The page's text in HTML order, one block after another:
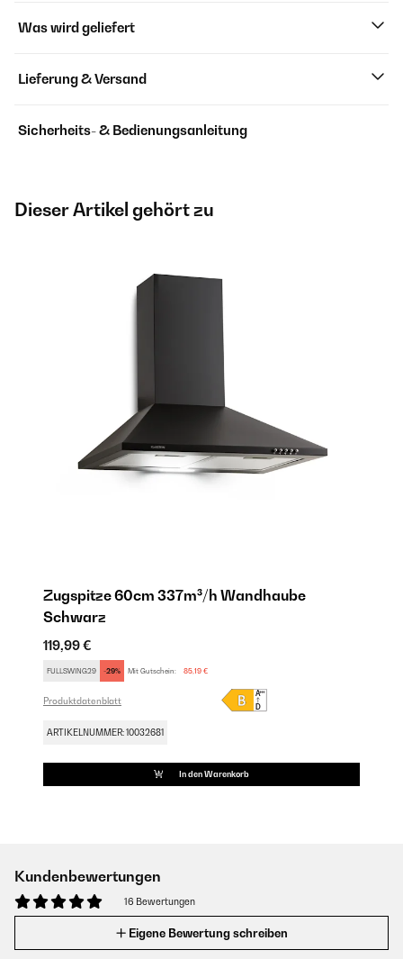
Was wird geliefert
Lieferung & Versand
Sicherheits- & Bedienungsanleitung
Dieser Artikel gehört zu
Zugspitze 60cm 337m³/h Wandhaube
Schwarz
119,99 €
FULLSWING29 -29% Mit Gutschein: 85,19 €
Produktdatenblatt
ARTIKELNUMMER: 10032681
In den Warenkorb
Kundenbewertungen
16 Bewertungen
Eigene Bewertung schreiben